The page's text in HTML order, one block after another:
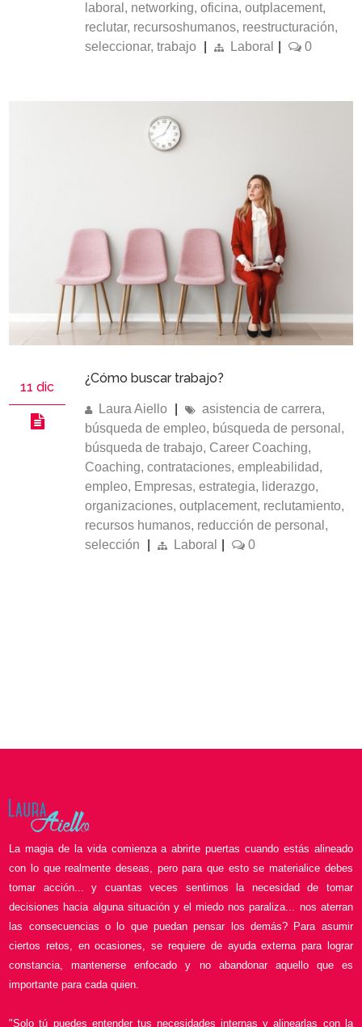
laboral , networking,oficina,outplacement,
reclutar, recursoshumanos, reestructuración,
seleccionar,trabajo Laboral 0
11 dic
¿Cómo buscar trabajo?
Laura Aiello asistencia de carrera,
búsqueda de empleo, búsqueda de personal ,
búsqueda de trabajo, Career Coaching,
Coaching,contrataciones,empleabilidad,
empleo, Empresas,estrategia, liderazgo,
organizaciones,outplacement, reclutamiento,
recursos humanos, reducción de personal ,
selección
Laboral 0
La magia de la vida comienza a abrirte puertas cuando estás alineado
con lo que realmente deseas, pero para que esto se materialice debes
tomar acción... y cuantas veces sentimos la necesidad de tomar
decisiones hacia alguna situación y el miedo nos paraliza... nos aterran
las consecuencias o lo que puedan pensar los demás? Para asumir
ciertos retos, en ocasiones, se requiere de ayuda externa para lograr
constancia, mantenerse enfocado y no abandonar aquello que es
importante para cada quien.
"Solo tú puedes entender tus necesidades internas y alinearlas con la